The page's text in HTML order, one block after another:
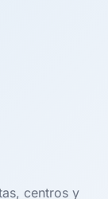
centros y